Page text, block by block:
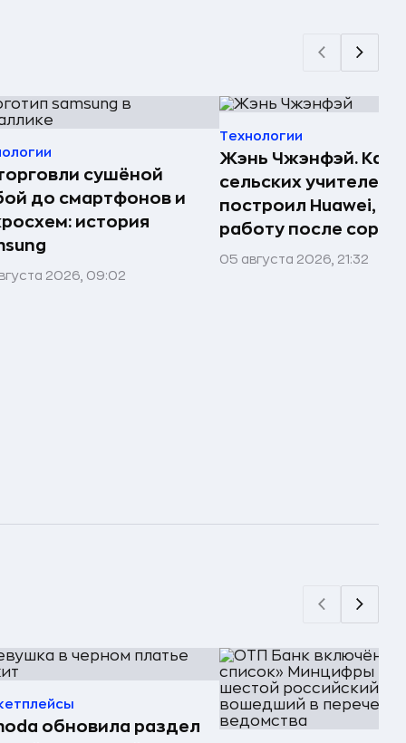
сушёной
до смартфонов и
история
2026, 09:02
Технологии
Жэнь Чжэнфэй. Как
сельских учителей
построил Huawei,
работу после
05 августа 2026, 21:32
обновила раздел